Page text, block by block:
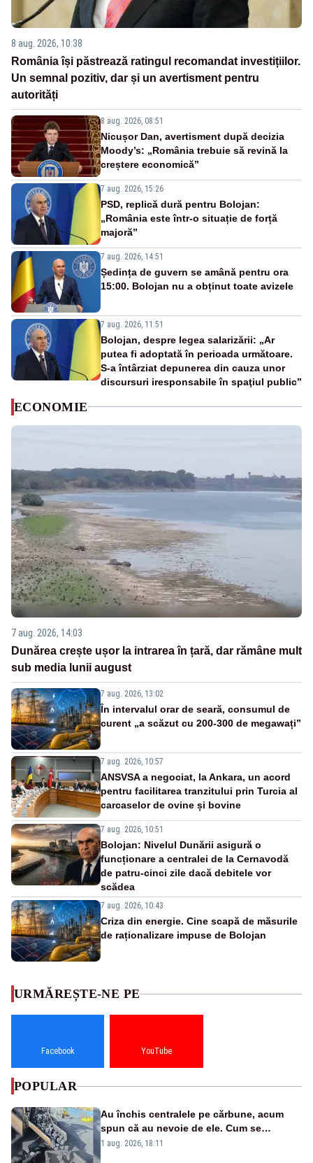
8 aug. 2026, 10:38
România își păstrează ratingul recomandat investițiilor.
Un semnal pozitiv, dar și un avertisment pentru
autorități
8 aug. 2026, 08:51
Nicușor Dan, avertisment după decizia
Moody’s: „România trebuie să revină la
creștere economică”
7 aug. 2026, 15:26
PSD, replică dură pentru Bolojan:
„România este într-o situație de forță
majoră”
7 aug. 2026, 14:51
Ședința de guvern se amână pentru ora
15:00. Bolojan nu a obținut toate avizele
7 aug. 2026, 11:51
Bolojan, despre legea salarizării: „Ar
putea fi adoptată în perioada următoare.
S-a întârziat depunerea din cauza unor
discursuri iresponsabile în spaţiul public”
ECONOMIE
7 aug. 2026, 14:03
Dunărea crește ușor la intrarea în țară, dar rămâne mult
sub media lunii august
7 aug. 2026, 13:02
În intervalul orar de seară, consumul de
curent „a scăzut cu 200-300 de megawați”
7 aug. 2026, 10:57
ANSVSA a negociat, la Ankara, un acord
pentru facilitarea tranzitului prin Turcia al
carcaselor de ovine și bovine
7 aug. 2026, 10:51
Bolojan: Nivelul Dunării asigură o
funcționare a centralei de la Cernavodă
de patru-cinci zile dacă debitele vor
scădea
7 aug. 2026, 10:43
Criza din energie. Cine scapă de măsurile
de raționalizare impuse de Bolojan
URMĂREȘTE-NE PE
Facebook YouTube
POPULAR
Au închis centralele pe cărbune, acum
spun că au nevoie de ele. Cum se
pasează vina în plină criză energetică
1 aug. 2026, 18:11